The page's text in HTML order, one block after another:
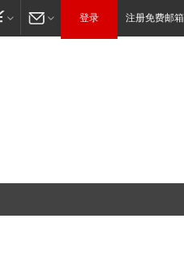
登录 注册免费邮箱